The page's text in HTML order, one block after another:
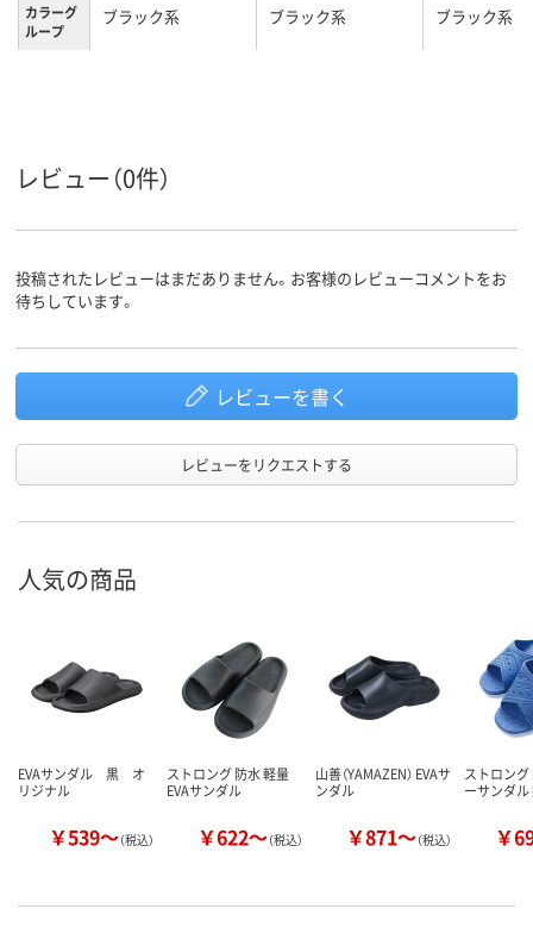
カラーグ
ループ
ブラック系 ブラック系 ブラック系
レビュー（0件）
投稿されたレビューはまだありません。お客様のレビューコメントをお
待ちしています。
レビューを書く
レビューをリクエストする
人気の商品
EVAサンダル 黒 オ
リジナル
￥539～（税込）
ストロング 防水 軽量
EVAサンダル
￥622～（税込）
山善（YAMAZEN） EVAサ
ンダル
￥871～（税込）
ストロン
ーサンダル
￥